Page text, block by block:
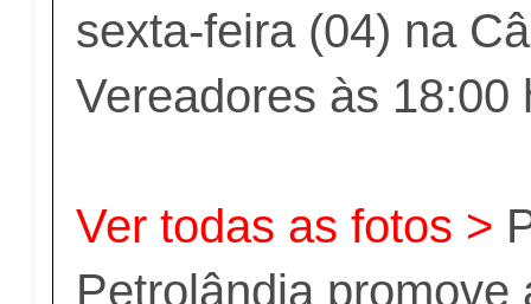
sexta-feira (04) na
Vereadores às 18:00
Ver todas as fotos >
Petrolândia promove